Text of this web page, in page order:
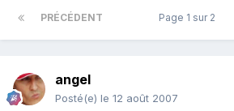
PRÉCÉDENT Page 1 sur 2
angel
Posté(e) le 12 août 2007